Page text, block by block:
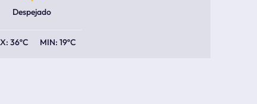
Despejado
36ºC 19ºC